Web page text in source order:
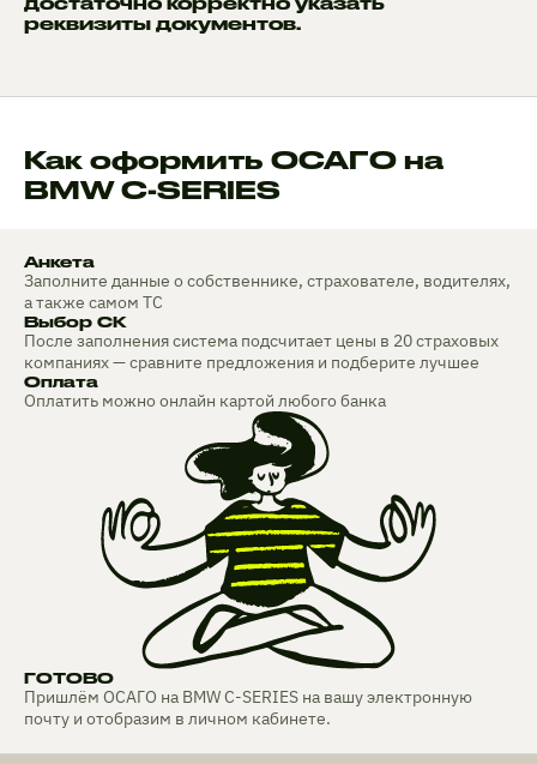
реквизиты документов.
Как оформить ОСАГО на
BMW C-SERIES
Анкета
Заполните данные о собственнике, страхователе, водителях,
а также самом ТС
Выбор СК
После заполнения система подсчитает цены в 20 страховых
компаниях — сравните предложения и подберите лучшее
Оплата
Оплатить можно онлайн картой любого банка
ГОТОВО
Пришлём ОСАГО на BMW C-SERIES на вашу электронную
почту и отобразим в личном кабинете.